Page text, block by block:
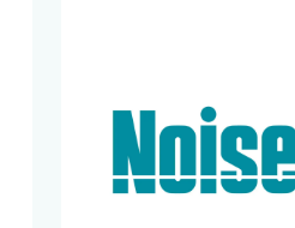
HOME
ニュース